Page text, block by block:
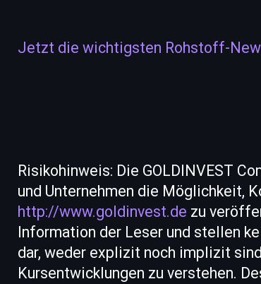
Jetzt die wichtigsten Rohstoff-
Risikohinweis: Die GOLDINVEST
und Unternehmen die Möglichkeit,
http://www.goldinvest.de zu
Information der Leser und stellen
dar, weder explizit noch implizit
Kursentwicklungen zu verstehen.